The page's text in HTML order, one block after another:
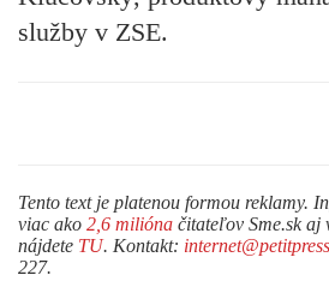
služby v ZSE.
Tento text je platenou formou reklamy.
viac ako 2,6 milióna čitateľov Sme.sk aj
nájdete TU. Kontakt:
227.